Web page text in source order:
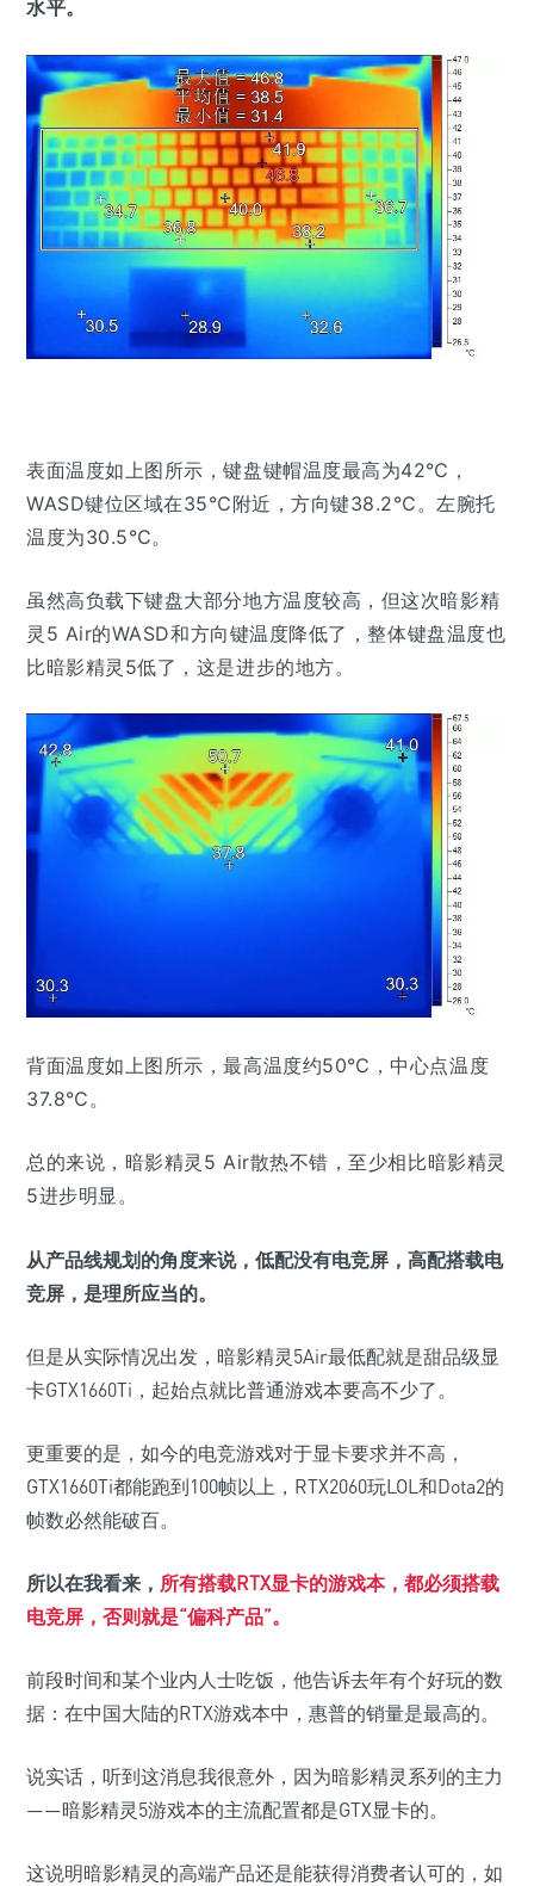
水平。
表面温度如上图所示，键盘键帽温度最高为42℃，
WASD键位区域在35℃附近，方向键38.2℃。左腕托
温度为30.5℃。
虽然高负载下键盘大部分地方温度较高，但这次暗影精
灵5 Air的WASD和方向键温度降低了，整体键盘温度也
比暗影精灵5低了，这是进步的地方。
背面温度如上图所示，最高温度约50℃，中心点温度
37.8℃。
总的来说，暗影精灵5 Air散热不错，至少相比暗影精灵
5进步明显。
从产品线规划的角度来说，低配没有电竞屏，高配搭载电
竞屏，是理所应当的。
但是从实际情况出发，暗影精灵5Air最低配就是甜品级显
卡GTX1660Ti，起始点就比普通游戏本要高不少了。
更重要的是，如今的电竞游戏对于显卡要求并不高，
GTX1660Ti都能跑到100帧以上，RTX2060玩LOL和Dota2的
帧数必然能破百。
所以在我看来， 所有搭载RTX显卡的游戏本，都必须搭载
电竞屏，否则就是“偏科产品”。
前段时间和某个业内人士吃饭，他告诉去年有个好玩的数
据：在中国大陆的RTX游戏本中，惠普的销量是最高的。
说实话，听到这消息我很意外，因为暗影精灵系列的主力
——暗影精灵5游戏本的主流配置都是GTX显卡的。
这说明暗影精灵的高端产品还是能获得消费者认可的，如